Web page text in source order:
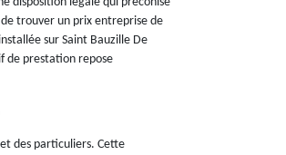
trouver un prix entreprise de
sur Saint Bauzille De
de prestation repose
des particuliers. Cette